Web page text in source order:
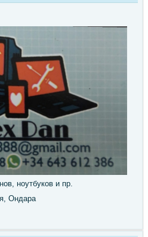
ноутбуков и пр.
Ондара